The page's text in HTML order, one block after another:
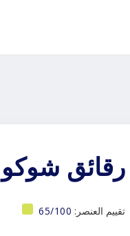
رقائق
تقييم العنصر: 65/100